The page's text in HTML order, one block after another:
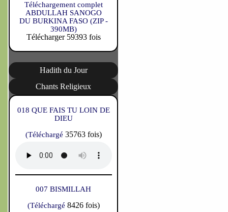
Téléchargement complet
ABDULLAH SANOGO
DU BURKINA FASO (ZIP -
390MB)
Télécharger 59393 fois
Hadith du Jour
Chants Religieux
018 QUE FAIS TU LOIN DE
DIEU
(Téléchargé 35763 fois)
007 BISMILLAH
(Téléchargé 8426 fois)